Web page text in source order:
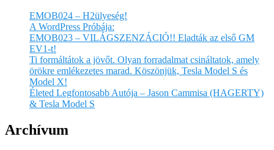
EMOB024 – H2ülyeség!
A WordPress Próbája:
EMOB023 – VILÁGSZENZÁCIÓ!! Eladták az első GM
EV1-t!
Ti formáltátok a jövőt. Olyan forradalmat csináltatok, amely
örökre emlékezetes marad. Köszönjük, Tesla Model S és
Model X!
Életed Legfontosabb Autója – Jason Cammisa (HAGERTY)
& Tesla Model S
Archívum